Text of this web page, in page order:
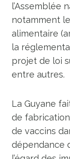
l’Assemblée
notamment
alimentaire
la
projet de loi
entre autres.
La Guyane
de
de vaccins
dépendance